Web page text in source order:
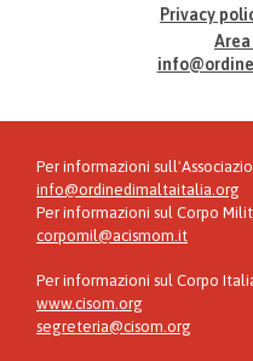
Privacy
Per informazioni
info@ordinedimaltaitalia.org
Per informazioni sul Corpo
corpomil@acismom.it
Per informazioni sul Corpo
www.cisom.org
segreteria@cisom.org